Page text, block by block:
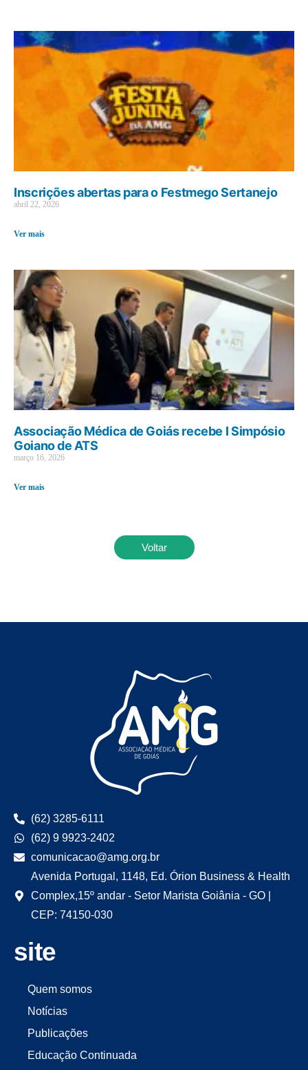
Inscrições abertas para o Festmego Sertanejo
abril 22, 2026
Ver mais
Associação Médica de Goiás recebe I Simpósio
Goiano de ATS
março 16, 2026
Ver mais
Voltar
(62) 3285-6111
(62) 9 9923-2402
comunicacao@amg.org.br
Avenida Portugal, 1148, Ed. Órion Business & Health
Complex,15º andar - Setor Marista Goiânia - GO |
CEP: 74150-030
site
Quem somos
Notícias
Publicações
Educação Continuada